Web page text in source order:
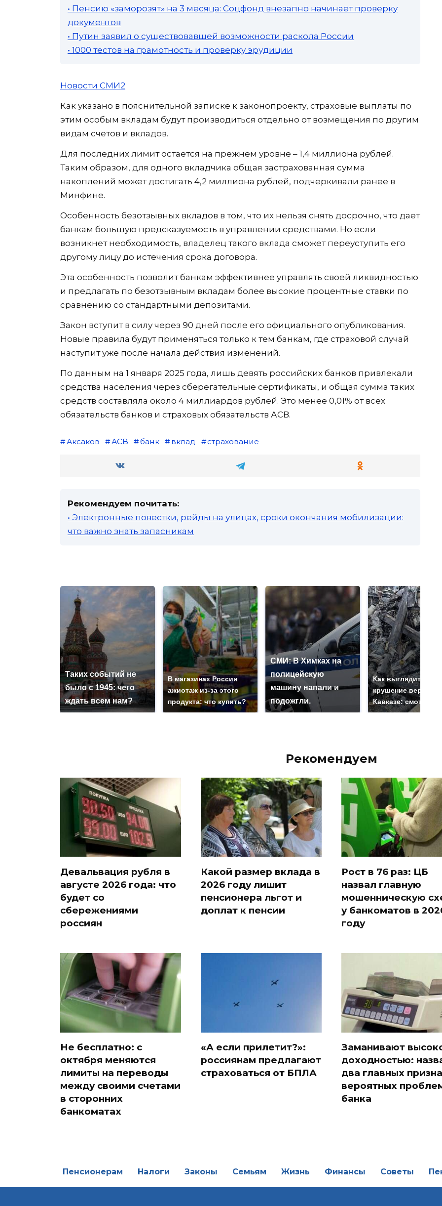
• Пенсию «заморозят» на 3 месяца: Соцфонд внезапно начинает проверку
документов
• Путин заявил о существовавшей возможности раскола России
• 1000 тестов на грамотность и проверку эрудиции
Новости СМИ2
Как указано в пояснительной записке к законопроекту, страховые выплаты по
этим особым вкладам будут производиться отдельно от возмещения по другим
видам счетов и вкладов.
Для последних лимит остается на прежнем уровне – 1,4 миллиона рублей.
Таким образом, для одного вкладчика общая застрахованная сумма
накоплений может достигать 4,2 миллиона рублей, подчеркивали ранее в
Минфине.
Особенность безотзывных вкладов в том, что их нельзя снять досрочно, что дает
банкам большую предсказуемость в управлении средствами. Но если
возникнет необходимость, владелец такого вклада сможет переуступить его
другому лицу до истечения срока договора.
Эта особенность позволит банкам эффективнее управлять своей ликвидностью
и предлагать по безотзывным вкладам более высокие процентные ставки по
сравнению со стандартными депозитами.
Закон вступит в силу через 90 дней после его официального опубликования.
Новые правила будут применяться только к тем банкам, где страховой случай
наступит уже после начала действия изменений.
По данным на 1 января 2025 года, лишь девять российских банков привлекали
средства населения через сберегательные сертификаты, и общая сумма таких
средств составляла около 4 миллиардов рублей. Это менее 0,01% от всех
обязательств банков и страховых обязательств АСВ.
Аксаков АСВ банк вклад страхование
Рекомендуем почитать:
• Электронные повестки, рейды на улицах, сроки окончания мобилизации:
что важно знать запасникам
Таких событий не
было с 1945: чего
ждать всем нам?
В магазинах России
ажиотаж из-за этого
продукта: что купить?
СМИ: В Химках на
полицейскую
машину напали и
подожгли.
Как выглядит
крушение
Кавказе: смотреть
Рекомендуем
Девальвация рубля в
августе 2026 года: что
будет со
сбережениями
россиян
Какой размер вклада в
2026 году лишит
пенсионера льгот и
доплат к пенсии
Рост в 76 раз: ЦБ
назвал главную
мошенническую
у банкоматов в
году
Не бесплатно: с
октября меняются
лимиты на переводы
между своими счетами
в сторонних
банкоматах
«А если прилетит?»:
россиянам предлагают
страховаться от БПЛА
Заманивают
доходностью:
два главных
вероятных
банка
Пенсионерам Налоги Законы Семьям Жизнь Финансы Советы